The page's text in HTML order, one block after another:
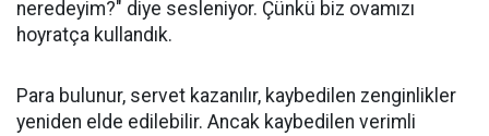
neredeyim?" diye sesleniyor. Çünkü biz ovamızı
hoyratça kullandık.
Para bulunur, servet kazanılır, kaybedilen zenginlikler
yeniden elde edilebilir. Ancak kaybedilen verimli